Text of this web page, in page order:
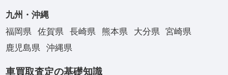
九州・沖縄
福岡県
佐賀県 長崎県 熊本県 大分県
宮崎県
鹿児島県
沖縄県
車買取査定の基礎知識